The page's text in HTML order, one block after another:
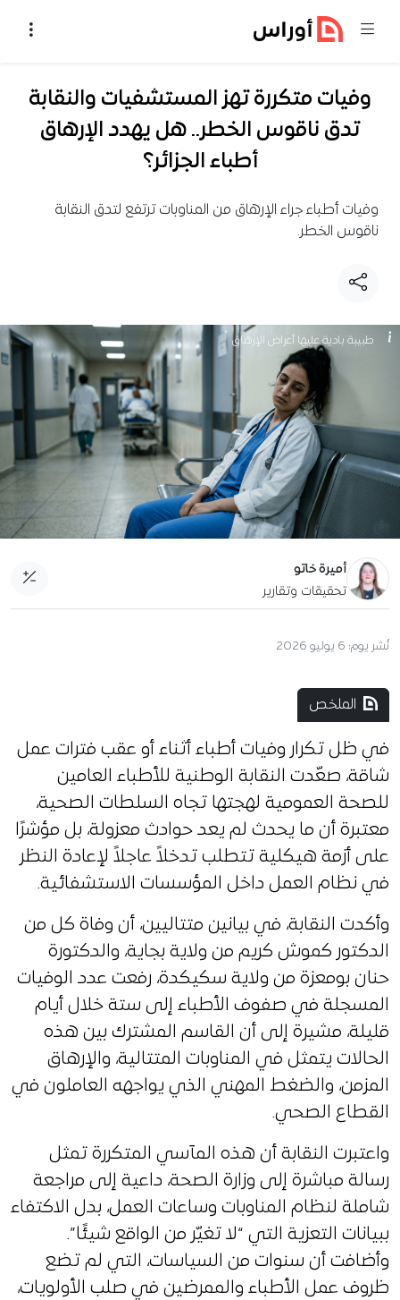
وفيات متكررة تهز المستشفيات والنقابة
تدق ناقوس الخطر.. هل يهدد الإرهاق
أطباء الجزائر؟
وفيات أطباء جراء الإرهاق من المناوبات ترتفع لتدق النقابة
ناقوس الخطر.
طبيبة بادية عليها أعراض الإرهاق
أميرة خاتو
تحقيقات وتقارير
نُشر يوم: 6 يوليو 2026
الملخص
في ظل تكرار وفيات أطباء أثناء أو عقب فترات عمل
شاقة، صعّدت النقابة الوطنية للأطباء العامين
للصحة العمومية لهجتها تجاه السلطات الصحية،
معتبرة أن ما يحدث لم يعد حوادث معزولة، بل مؤشرًا
على أزمة هيكلية تتطلب تدخلاً عاجلاً لإعادة النظر
في نظام العمل داخل المؤسسات الاستشفائية.
وأكدت النقابة، في بيانين متتاليين، أن وفاة كل من
الدكتور كموش كريم من ولاية بجاية، والدكتورة
حنان بومعزة من ولاية سكيكدة، رفعت عدد الوفيات
المسجلة في صفوف الأطباء إلى ستة خلال أيام
قليلة، مشيرة إلى أن القاسم المشترك بين هذه
الحالات يتمثل في المناوبات المتتالية، والإرهاق
المزمن، والضغط المهني الذي يواجهه العاملون في
القطاع الصحي.
واعتبرت النقابة أن هذه المآسي المتكررة تمثل
رسالة مباشرة إلى وزارة الصحة، داعية إلى مراجعة
شاملة لنظام المناوبات وساعات العمل، بدل الاكتفاء
ببيانات التعزية التي “لا تغيّر من الواقع شيئًا”.
وأضافت أن سنوات من السياسات، التي لم تضع
ظروف عمل الأطباء والممرضين في صلب الأولويات،